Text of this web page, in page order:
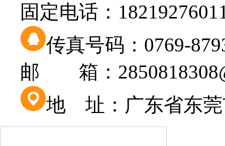
固定电话：
传真号码：0769-
邮 箱：
地 址：广东省东莞